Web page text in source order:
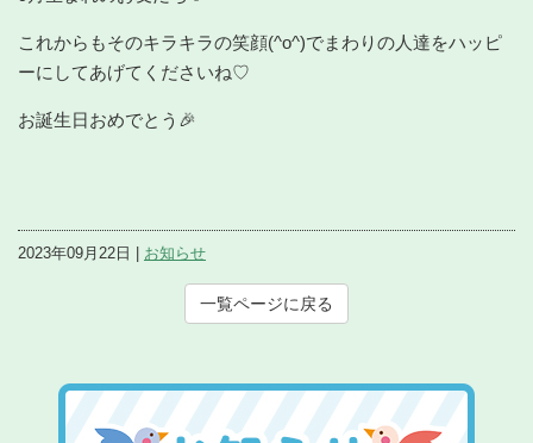
これからもそのキラキラの笑顔(^o^)でまわりの人達をハッピ
ーにしてあげてくださいね♡
お誕生日おめでとう🎉
2023年09月22日 | お知らせ
一覧ページに戻る